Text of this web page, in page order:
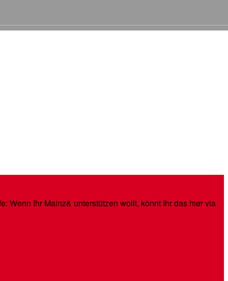
Wenn Ihr Mainz& unterstützen wollt, könnt Ihr das hier via